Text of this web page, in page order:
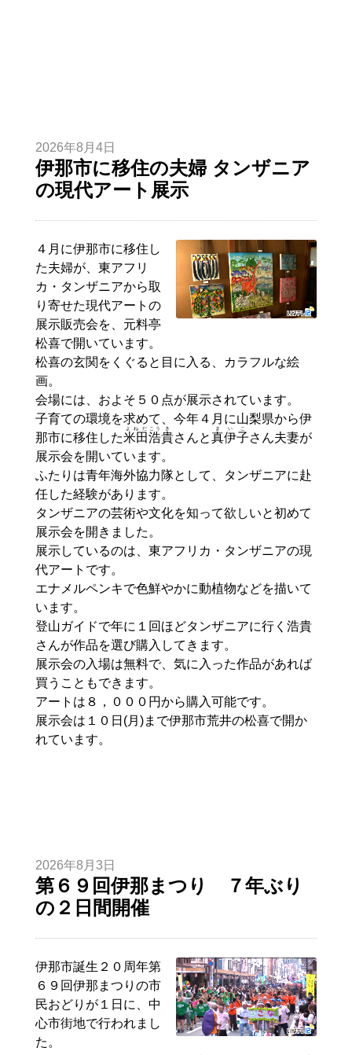
2026年8月4日
伊那市に移住の夫婦 タンザニア
の現代アート展示
４月に伊那市に移住し
た夫婦が、東アフリ
カ・タンザニアから取
り寄せた現代アートの
展示販売会を、元料亭
松喜で開いています。
松喜の玄関をくぐると目に入る、カラフルな絵
画。
会場には、およそ５０点が展示されています。
子育ての環境を求めて、今年４月に山梨県から伊
那市に移住した米田
よねだ
浩
こう
貴
き
さんと真伊
まい
子
こ
さん夫妻が
展示会を開いています。
ふたりは青年海外協力隊として、タンザニアに赴
任した経験があります。
タンザニアの芸術や文化を知って欲しいと初めて
展示会を開きました。
展示しているのは、東アフリカ・タンザニアの現
代アートです。
エナメルペンキで色鮮やかに動植物などを描いて
います。
登山ガイドで年に１回ほどタンザニアに行く浩貴
さんが作品を選び購入してきます。
展示会の入場は無料で、気に入った作品があれば
買うこともできます。
アートは８，０００円から購入可能です。
展示会は１０日(月)まで伊那市荒井の松喜で開か
れています。
2026年8月3日
第６９回伊那まつり ７年ぶり
の２日間開催
伊那市誕生２０周年第
６９回伊那まつりの市
民おどりが１日に、中
心市街地で行われまし
た。